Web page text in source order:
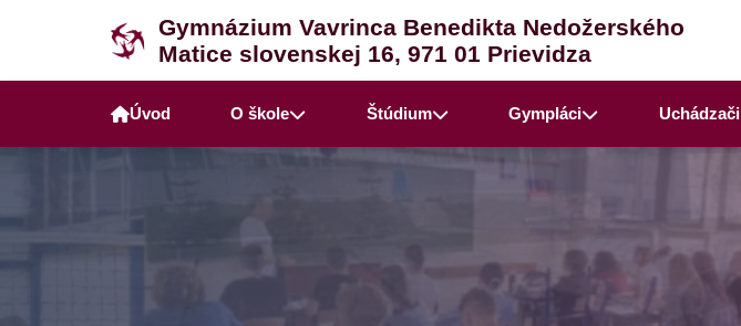
Gymnázium Vavrinca Benedikta Nedožerského
Matice slovenskej 16, 971 01 Prievidza
Úvod O škole Štúdium Gympláci Uchádzači